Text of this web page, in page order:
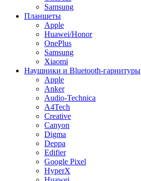
Samsung
Планшеты
Apple
Huawei/Honor
OnePlus
Samsung
Xiaomi
Наушники и Bluetooth-гарнитуры
Apple
Anker
Audio-Technica
A4Tech
Creative
Canyon
Digma
Deppa
Edifier
Google Pixel
HyperX